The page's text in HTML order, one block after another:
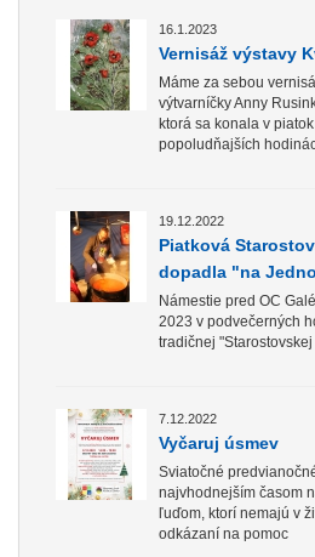
16.1.2023
Vernisáž výstavy
Máme za sebou
výtvarníčky Anny
ktorá sa konala v
popoludňajších
19.12.2022
Piatková
dopadla "na
Námestie pred OC
2023 v podvečerných
tradičnej
7.12.2022
Vyčaruj úsmev
Sviatočné
najvhodnejším časom
ľuďom, ktorí nemajú v
odkázaní na pomoc